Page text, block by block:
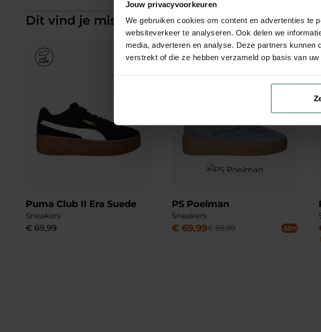
Jouw privacyvoorkeuren
We gebruiken cookies om content en advertenties te
websiteverkeer te analyseren. Ook delen we
media, adverteren en analyse. Deze partners
verstrekt of die ze hebben verzameld op basis van
Dit vind je misschien ook leuk
Add to Wishlist
Puma Club II Era Suede
Sneakers
€ 69,99
Add to Wishlist
PS Poelman
Sneakers
€ 69,99€ 99,99 -30%